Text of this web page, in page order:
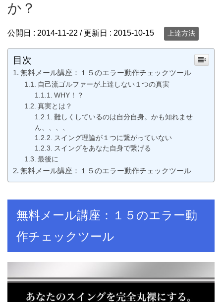
か？
公開日 : 2014-11-22 / 更新日 : 2015-10-15 上達方法
目次
無料メール講座：１５のエラー動作チェックツール
自己流ゴルファーが上達しない１つの真実
WHY！？
真実とは？
難しくしているのは自分自身。かも知れませ
ん、、、、
スイング理論が１つに繋がっていない
スイングをあなた自身で繋げる
最後に
無料メール講座：１５のエラー動作チェックツール
無料メール講座：１５のエラー動
作チェックツール